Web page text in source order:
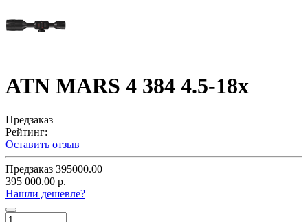
ATN MARS 4 384 4.5-18x
Предзаказ
Рейтинг:
Оставить отзыв
Предзаказ 395000.00
395 000.00 р.
Нашли дешевле?